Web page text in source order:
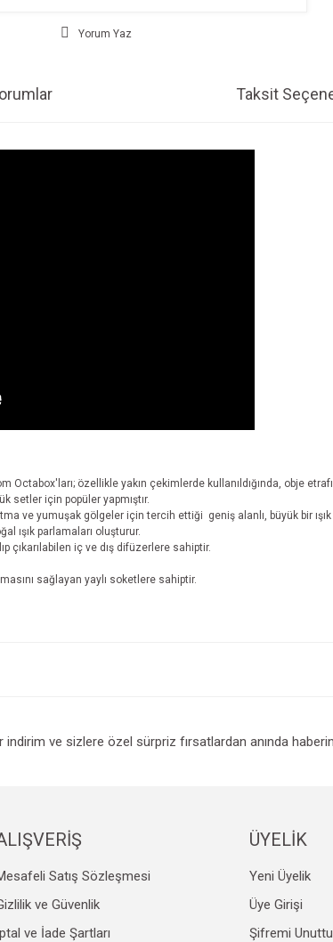
Yorum Yaz
Taksit
Octabox'ları; özellikle yakın çekimlerde kullanıldığında, obje
setler için popüler yapmıştır.
ve yumuşak gölgeler için tercih ettiği geniş alanlı, büyük bir ışık
ışık parlamaları oluşturur.
çıkarılabilen iç ve dış difüzerlere sahiptir.
sağlayan yaylı soketlere sahiptir.
Gönder
indirim ve sizlere özel sürpriz fırsatlardan anında
Satış Sözleşmesi
ve Güvenlik
ve İade Şartları
ÜYELİK
Yeni Üyelik
Üye Girişi
Şifremi